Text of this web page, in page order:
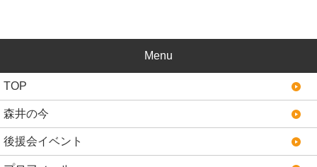
Menu
TOP
森井の今
後援会イベント